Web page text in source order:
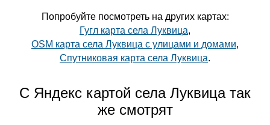
Попробуйте посмотреть на других картах:
Гугл карта села Луквица,
OSM карта села Луквица с улицами и домами,
Спутниковая карта села Луквица.
С Яндекс картой села Луквица так
же смотрят